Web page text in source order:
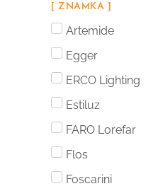
[ ZNAMKA ]
Artemide
Egger
ERCO Lighting
Estiluz
FARO Lorefar
Flos
Foscarini